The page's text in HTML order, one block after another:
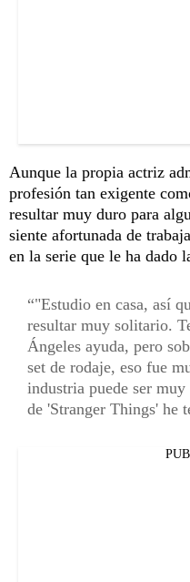
Aunque la propia actriz
profesión tan exigente
resultar muy duro para
siente afortunada de
en la serie que le ha dado
"Estudio en casa, así
resultar muy solitario.
Ángeles ayuda, pero
set de rodaje, eso fue
industria puede ser
de 'Stranger Things' he